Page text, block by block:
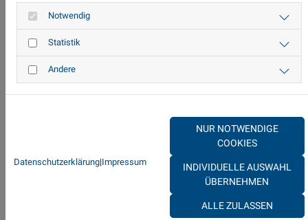
Das könnte Sie auch
interessieren
Notwendig
Statistik
Andere
Datenschutzerklärung|Impressum
NUR NOTWENDIGE
COOKIES
INDIVIDUELLE AUSWAHL
ÜBERNEHMEN
ALLE ZULASSEN